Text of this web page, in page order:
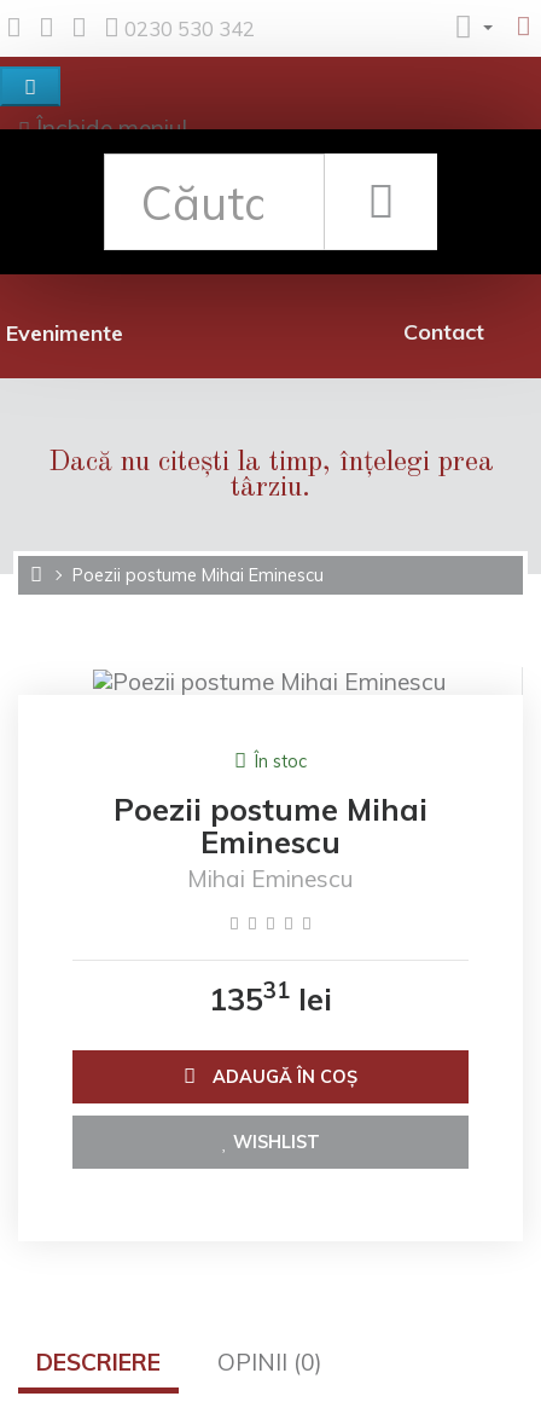
0230 530 342
Închide meniul
Evenimente
Rețea librării
Contact
Dacă nu citești la timp, înțelegi prea
târziu.
Poezii postume Mihai Eminescu
În stoc
Poezii postume Mihai
Eminescu
Mihai Eminescu
13531 lei
ADAUGĂ ÎN COŞ
WISHLIST
DESCRIERE OPINII (0)